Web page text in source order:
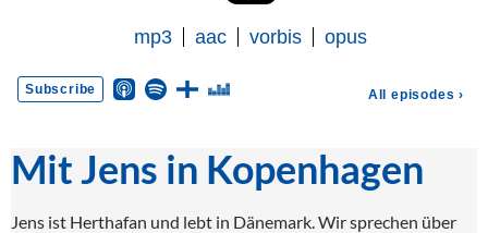
Mit Jens in Kopenhagen
Jens ist Herthafan und lebt in Dänemark. Wir sprechen über